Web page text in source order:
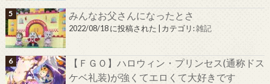
みんなお父さんになったとさ
2022/08/18 に投稿された カテゴリ:雑記
【ＦＧＯ】ハロウィン・プリンセス(通称ドス
ケベ礼装)が強くてエロくて大好きです